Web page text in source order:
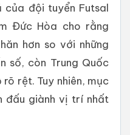
đội tuyển Futsal
Đức Hòa cho rằng
hơn so với những
số, còn Trung Quốc
rệt. Tuy nhiên, mục
đấu giành vị trí nhất